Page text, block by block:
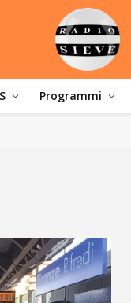
Programmi